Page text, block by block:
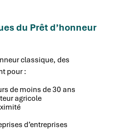
du Prêt d’honneur
classique, des
pour :
de moins de 30 ans
agricole
d’entreprises